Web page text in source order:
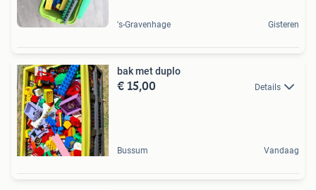
's-Gravenhage Gisteren
bak met duplo
€ 15,00 Details
Bussum Vandaag